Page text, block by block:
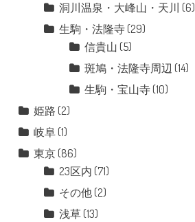
洞川温泉・大峰山・天川 (6)
生駒・法隆寺(29)
信貴山 (5)
斑鳩・法隆寺周辺 (14)
生駒・宝山寺(10)
姫路 (2)
岐阜(1)
東京(86)
23区内 (71)
その他(2)
浅草(13)